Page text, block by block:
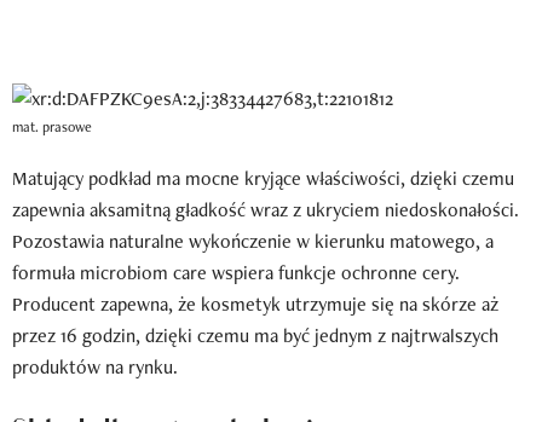
mat. prasowe
Matujący podkład ma mocne kryjące właściwości, dzięki czemu
zapewnia aksamitną gładkość wraz z ukryciem niedoskonałości.
Pozostawia naturalne wykończenie w kierunku matowego, a
formuła microbiom care wspiera funkcje ochronne cery.
Producent zapewna, że kosmetyk utrzymuje się na skórze aż
przez 16 godzin, dzięki czemu ma być jednym z najtrwalszych
produktów na rynku.